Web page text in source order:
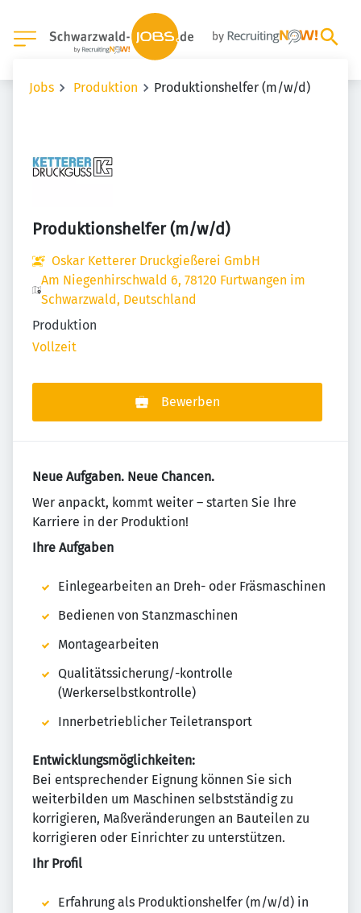
Jobs Produktion Produktionshelfer (m/w/d)
Produktionshelfer (m/w/d)
Oskar Ketterer Druckgießerei GmbH
Am Niegenhirschwald 6, 78120 Furtwangen im
Schwarzwald, Deutschland
Produktion
Vollzeit
Bewerben
Neue Aufgaben. Neue Chancen.
Wer anpackt, kommt weiter – starten Sie Ihre
Karriere in der Produktion!
Ihre Aufgaben
Einlegearbeiten an Dreh- oder Fräsmaschinen
Bedienen von Stanzmaschinen
Montagearbeiten
Qualitätssicherung/-kontrolle
(Werkerselbstkontrolle)
Innerbetrieblicher Teiletransport
Entwicklungsmöglichkeiten:
Bei entsprechender Eignung können Sie sich
weiterbilden um Maschinen selbstständig zu
korrigieren, Maßveränderungen an Bauteilen zu
korrigieren oder Einrichter zu unterstützen.
Ihr Profil
Erfahrung als Produktionshelfer (m/w/d) in